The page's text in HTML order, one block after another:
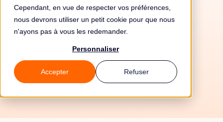
Cependant, en vue de respecter vos préférences,
nous devrons utiliser un petit cookie pour que nous
n'ayons pas à vous les redemander.
Personnaliser
Accepter Refuser
10/6/26